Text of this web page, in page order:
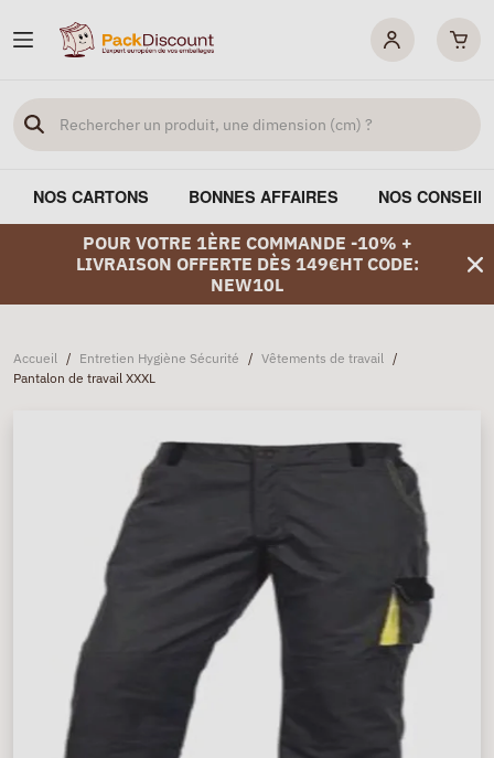
NOS CARTONS BONNES AFFAIRES NOS
POUR VOTRE 1ÈRE COMMANDE -10% +
LIVRAISON OFFERTE DÈS 149€HT CODE:
NEW10L
Accueil / Entretien Hygiène Sécurité / Vêtements de travail /
Pantalon de travail XXXL